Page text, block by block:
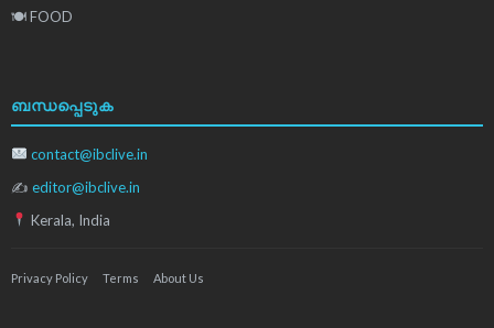
🍽 FOOD
ബന്ധപ്പെടുക
contact@ibclive.in
✍ editor@ibclive.in
Kerala, India
Privacy Policy Terms About Us